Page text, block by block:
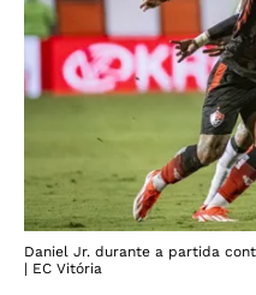
Daniel Jr. durante a partida
| EC Vitória